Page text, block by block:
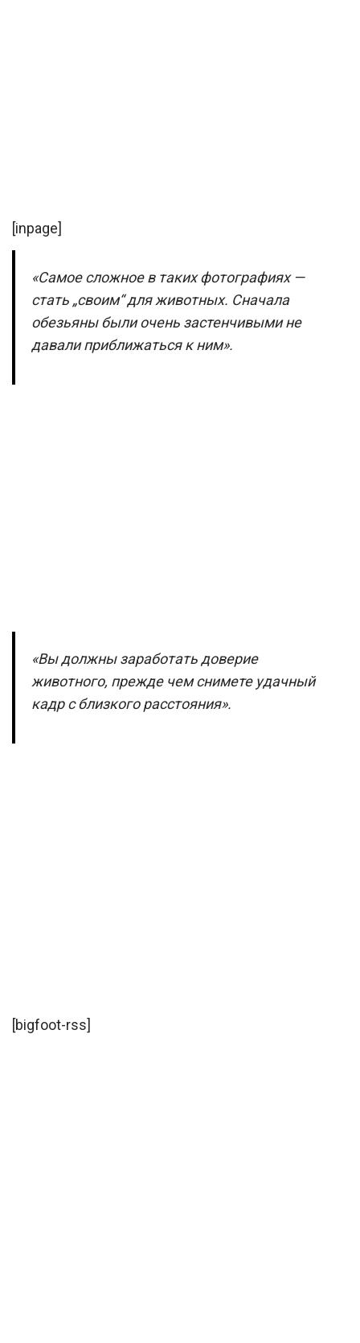
[inpage]
«Самое сложное в таких фотографиях —
стать „своим“ для животных. Сначала
обезьяны были очень застенчивыми не
давали приближаться к ним».
«Вы должны заработать доверие
животного, прежде чем снимете удачный
кадр с близкого расстояния».
[bigfoot-rss]